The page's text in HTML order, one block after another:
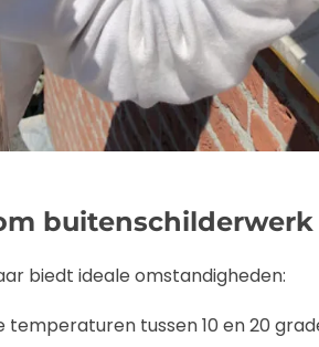
biedt ideale omstandigheden:
temperaturen tussen 10 en 20